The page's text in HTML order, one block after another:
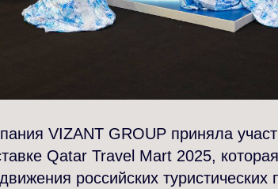
VIZANT GROUP приняла
Qatar Travel Mart 2025,
российских туристических